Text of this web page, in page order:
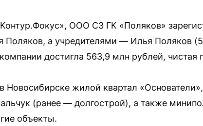
ООО СЗ ГК «Поляков»
Поляков, а учредителями — Илья Поляков
достигла 563,9 млн рублей,
Новосибирске жилой квартал
(ранее — долгострой), а также
объекты.